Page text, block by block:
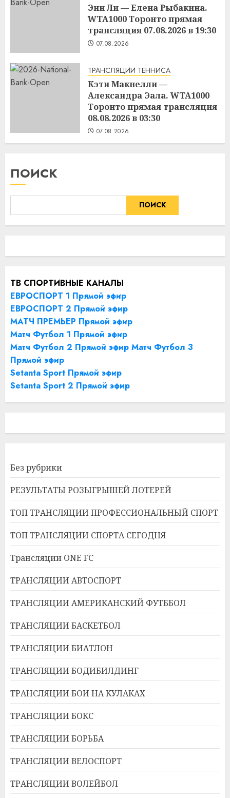
Энн Ли — Елена Рыбакина.
WTA1000 Торонто прямая
трансляция 07.08.2026 в 19:30
07.08.2026
ТРАНСЛЯЦИИ ТЕННИСА
Кэти Макнелли —
Александра Эала. WTA1000
Торонто прямая трансляция
08.08.2026 в 03:30
07.08.2026
ПОИСК
ПОИСК
ТВ СПОРТИВНЫЕ КАНАЛЫ
ЕВРОСПОРТ 1 Прямой эфир
ЕВРОСПОРТ 2 Прямой эфир
МАТЧ ПРЕМЬЕР Прямой эфир
Матч Футбол 1 Прямой эфир
Матч Футбол 2 Прямой эфир Матч Футбол 3
Прямой эфир
Setanta Sport Прямой эфир
Setanta Sport 2 Прямой эфир
Без рубрики
РЕЗУЛЬТАТЫ РОЗЫГРЫШЕЙ ЛОТЕРЕЙ
ТОП ТРАНСЛЯЦИИ ПРОФЕССИОНАЛЬНЫЙ СПОРТ
ТОП ТРАНСЛЯЦИИ СПОРТА СЕГОДНЯ
Трансляции ONE FC
ТРАНСЛЯЦИИ АВТОСПОРТ
ТРАНСЛЯЦИИ АМЕРИКАНСКИЙ ФУТББОЛ
ТРАНСЛЯЦИИ БАСКЕТБОЛ
ТРАНСЛЯЦИИ БИАТЛОН
ТРАНСЛЯЦИИ БОДИБИЛДИНГ
ТРАНСЛЯЦИИ БОИ НА КУЛАКАХ
ТРАНСЛЯЦИИ БОКС
ТРАНСЛЯЦИИ БОРЬБА
ТРАНСЛЯЦИИ ВЕЛОСПОРТ
ТРАНСЛЯЦИИ ВОЛЕЙБОЛ